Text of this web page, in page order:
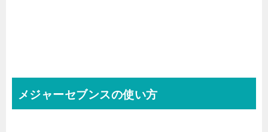
メジャーセブンスの使い方